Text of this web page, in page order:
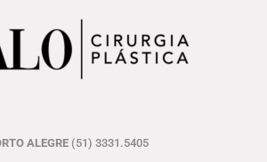
ALEGRE (51) 3331.5405